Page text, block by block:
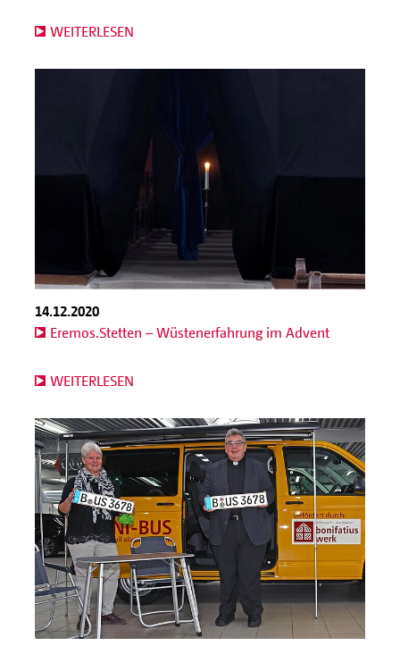
WEITERLESEN
14.12.2020
Eremos.Stetten – Wüstenerfahrung im Advent
WEITERLESEN